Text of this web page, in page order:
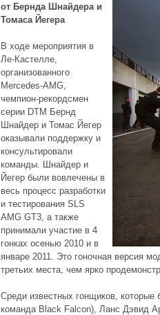
от Бернда Шнайдера и
Томаса Йегера
В ходе мероприятия в
Ле-Кастелле,
организованного
Mercedes-AMG,
чемпион-рекордсмен
серии DTM Бернд
Шнайдер и Томас Йегер
оказывали поддержку и
консультировали
команды. Шнайдер и
Йегер были вовлечены в
весь процесс разработки
и тестирования SLS
AMG GT3, а также
принимали участие в 4
гонках осенью 2010 и в
январе 2011. Это гоночная версия
третьих места, чем ярко
Среди известных гонщиков, которые
команда Black Falcon), Ланс Дэвид